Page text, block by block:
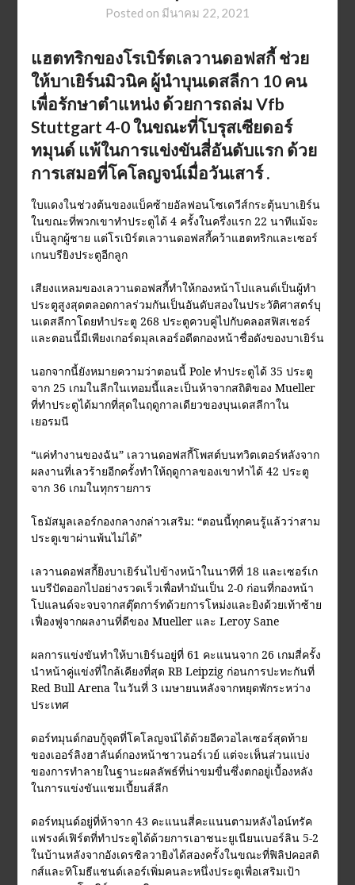
Posted on มีนาคม 22, 2021
แฮตทริกของโรเบิร์ตเลวานดอฟสกี้ ช่วย
ให้บาเยิร์นมิวนิค ผู้นำบุนเดสลีกา 10 คน
เพื่อรักษาตำแหน่ง ด้วยการถล่ม Vfb
Stuttgart 4-0 ในขณะที่โบรุสเซียดอร์
ทมุนด์ แพ้ในการแข่งขันสี่อันดับแรก ด้วย
การเสมอที่โคโลญจน์เมื่อวันเสาร์ .
ใบแดงในช่วงต้นของแบ็คซ้ายอัลฟอนโซเดวีส์กระตุ้นบาเยิร์น
ในขณะที่พวกเขาทำประตูได้ 4 ครั้งในครึ่งแรก 22 นาทีแม้จะ
เป็นลูกผู้ชาย แต่โรเบิร์ตเลวานดอฟสกี้คว้าแฮตทริกและเซอร์
เกนบรียิงประตูอีกลูก
เสียงแหลมของเลวานดอฟสกี้ทำให้กองหน้าโปแลนด์เป็นผู้ทำ
ประตูสูงสุดตลอดกาลร่วมกันเป็นอันดับสองในประวัติศาสตร์บุ
นเดสลีกาโดยทำประตู 268 ประตูควบคู่ไปกับคลอสฟิสเชอร์
และตอนนี้มีเพียงเกอร์ดมุลเลอร์อดีตกองหน้าชื่อดังของบาเยิร์น
นอกจากนี้ยังหมายความว่าตอนนี้ Pole ทำประตูได้ 35 ประตู
จาก 25 เกมในลีกในเทอมนี้และเป็นห้าจากสถิติของ Mueller
ที่ทำประตูได้มากที่สุดในฤดูกาลเดียวของบุนเดสลีกาใน
เยอรมนี
“แค่ทำงานของฉัน” เลวานดอฟสกี้โพสต์บนทวิตเตอร์หลังจาก
ผลงานที่เลวร้ายอีกครั้งทำให้ฤดูกาลของเขาทำได้ 42 ประตู
จาก 36 เกมในทุกรายการ
โธมัสมูลเลอร์กองกลางกล่าวเสริม: “ตอนนี้ทุกคนรู้แล้วว่าสาม
ประตูเขาผ่านพ้นไม่ได้”
เลวานดอฟสกี้ยิงบาเยิร์นไปข้างหน้าในนาทีที่ 18 และเซอร์เก
นบรีปัดออกไปอย่างรวดเร็วเพื่อทำมันเป็น 2-0 ก่อนที่กองหน้า
โปแลนด์จะจบจากสตุ๊ตการ์ทด้วยการโหม่งและยิงด้วยเท้าซ้าย
เฟื่องฟูจากผลงานที่ดีของ Mueller และ Leroy Sane
ผลการแข่งขันทำให้บาเยิร์นอยู่ที่ 61 คะแนนจาก 26 เกมสี่ครั้ง
นำหน้าคู่แข่งที่ใกล้เคียงที่สุด RB Leipzig ก่อนการปะทะกันที่
Red Bull Arena ในวันที่ 3 เมษายนหลังจากหยุดพักระหว่าง
ประเทศ
ดอร์ทมุนด์กอบกู้จุดที่โคโลญจน์ได้ด้วยอีควอไลเซอร์สุดท้าย
ของเออร์ลิงฮาลันด์กองหน้าชาวนอร์เวย์ แต่จะเห็นส่วนแบ่ง
ของการทำลายในฐานะผลลัพธ์ที่น่าขมขื่นซึ่งตกอยู่เบื้องหลัง
ในการแข่งขันแชมเปี้ยนส์ลีก
ดอร์ทมุนด์อยู่ที่ห้าจาก 43 คะแนนสี่คะแนนตามหลังไอน์ทรัค
แฟรงค์เฟิร์ตที่ทำประตูได้ด้วยการเอาชนะยูเนียนเบอร์ลิน 5-2
ในบ้านหลังจากอังเดรซิลวายิงได้สองครั้งในขณะที่ฟิลิปคอสติ
กส์และทิโมธีแชนด์เลอร์เพิ่มคนละหนึ่งประตูเพื่อเสริมเป้า